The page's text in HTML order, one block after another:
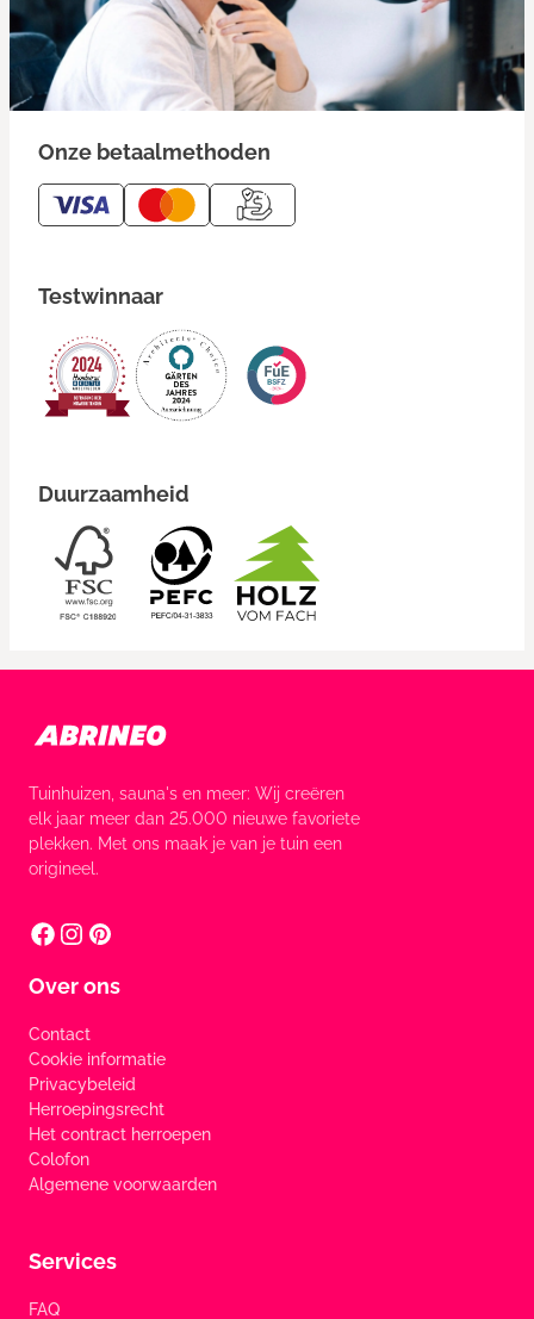
Onze betaalmethoden
Testwinnaar
Duurzaamheid
Tuinhuizen, sauna's en meer: Wij creëren
elk jaar meer dan 25.000 nieuwe favoriete
plekken. Met ons maak je van je tuin een
origineel.
Over ons
Contact
Cookie informatie
Privacybeleid
Herroepingsrecht
Het contract herroepen
Colofon
Algemene voorwaarden
Services
FAQ